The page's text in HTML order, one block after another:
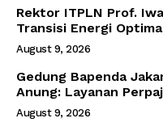
Rektor ITPLN Prof.
Transisi Energi
August 9, 2026
Gedung Bapenda
Anung: Layanan
August 9, 2026